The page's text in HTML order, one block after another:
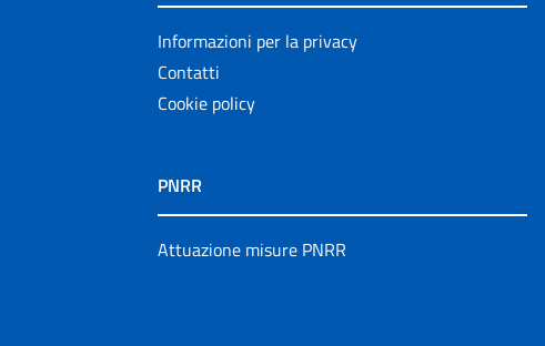
Informazioni per la privacy
Contatti
Cookie policy
PNRR
Attuazione misure PNRR